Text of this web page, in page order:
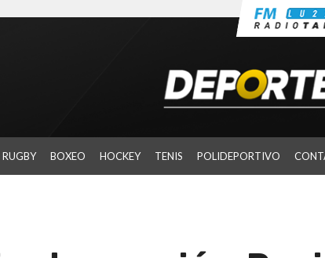
RUGBY BOXEO HOCKEY TENIS POLIDEPORTIVO